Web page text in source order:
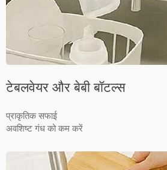
टेबलवेयर और बेबी बॉटल्स
प्राकृतिक सफाई
अवशिष्ट गंध को कम करें